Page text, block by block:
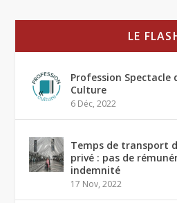
LE
Profession Spectacle
Culture
6 Déc, 2022
Temps de transport
privé : pas de
indemnité
17 Nov, 2022